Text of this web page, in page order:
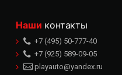
Наши контакты
+7 (495) 50-777-40
+7 (925) 589-09-05
playauto@yandex.ru